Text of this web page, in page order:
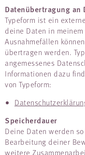
Datenübertragung an
Typeform ist ein
deine Daten in
Ausnahmefällen
übertragen werden.
angemessenes
Informationen dazu
von Typeform:
Speicherdauer
Deine Daten werden
Bearbeitung deiner
weitere